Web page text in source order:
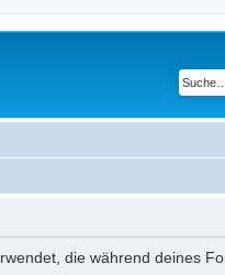
die während deines